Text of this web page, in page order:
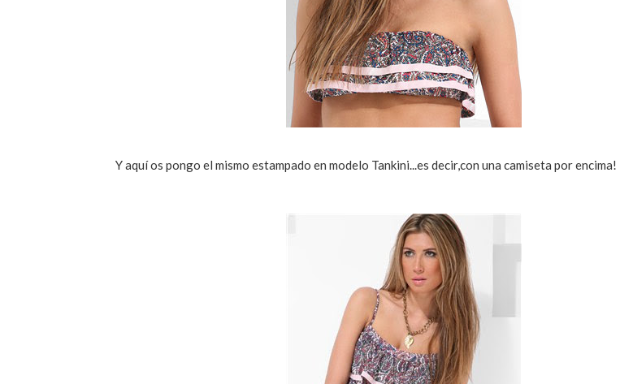
Y aquí os pongo el mismo estampado en modelo Tankini...es decir,con una camiseta por encima!